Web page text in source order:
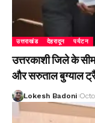
उत्तराखंड देहरादून पर्यटन
उत्तरकाशी जिले के
और सरुताल बुग्याल
Lokesh Badoni